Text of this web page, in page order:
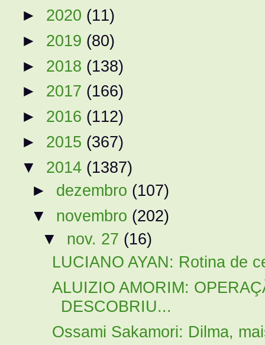
► 2020 (11)
► 2019 (80)
► 2018 (138)
► 2017 (166)
► 2016 (112)
► 2015 (367)
▼ 2014 (1387)
► dezembro (107)
▼ novembro (202)
▼ nov. 27 (16)
LUCIANO AYAN: Rotina de
ALUIZIO AMORIM:
DESCOBRIU...
Ossami Sakamori: Dilma,